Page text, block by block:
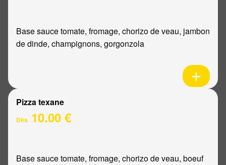
Base sauce tomate, fromage, chorizo de veau, jambon
de dinde, champignons, gorgonzola
Pizza texane
Dès 10.00 €
Base sauce tomate, fromage, chorizo de veau, boeuf